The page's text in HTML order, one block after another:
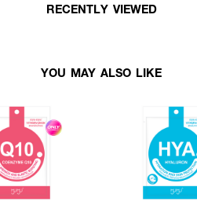
เนื้อเซรั่มเข้าสู่ผิว เพื่อการบำรุงที่ดีขึ้น
RECENTLY VIEWED
YOU MAY ALSO LIKE